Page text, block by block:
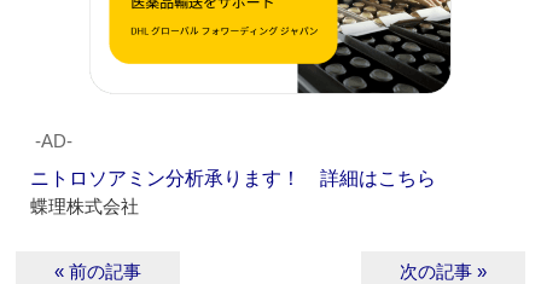
‐AD‐
ニトロソアミン分析承ります！ 詳細はこちら
蝶理株式会社
« 前の記事 次の記事 »